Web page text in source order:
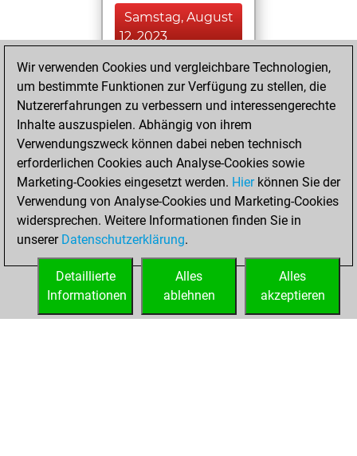
Samstag, August
12, 2023
You achieved a
BeautyScore of 45
Fritz
achieved a new Elo
of 1549
Samstag, Juli 22,
2023
You created
your Fritz account
Wir verwenden Cookies und vergleichbare Technologien,
um bestimmte Funktionen zur Verfügung zu stellen, die
Nutzererfahrungen zu verbessern und interessengerechte
Inhalte auszuspielen. Abhängig von ihrem
Verwendungszweck können dabei neben technisch
erforderlichen Cookies auch Analyse-Cookies sowie
Marketing-Cookies eingesetzt werden. Hierkönnen Sie der
Verwendung von Analyse-Cookies und Marketing-Cookies
widersprechen. Weitere Informationen finden Sie in
unserer Datenschutzerklärung.
Alles
akzeptieren
Alles
ablehnen
Detaillierte
Informationen